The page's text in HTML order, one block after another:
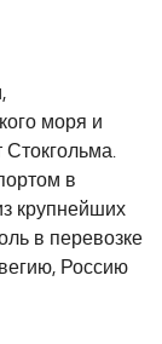
моря и
Стокгольма.
в
крупнейших
в перевозке
Россию